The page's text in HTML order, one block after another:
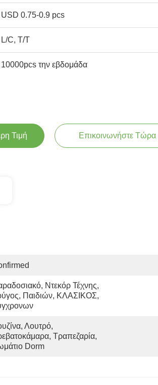
USD 0.75-0.9 pcs
L/C, T/T
10000pcs την εβδομάδα
Τιμή Επικοινωνήστε Τώρα
Ντεκόρ Τέχνης,
Παιδιών, ΚΛΑΣΙΚΟΣ,
Λουτρό,
Τραπεζαρία,
Dorm